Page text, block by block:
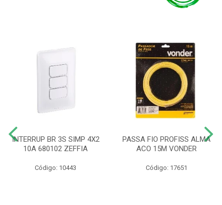
INTERRUP BR 3S SIMP 4X2
10A 680102 ZEFFIA
Código: 10443
PASSA FIO PROFISS ALMA
ACO 15M VONDER
Código: 17651